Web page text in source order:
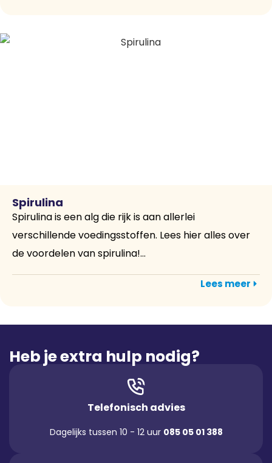
Spirulina
Spirulina is een alg die rijk is aan allerlei
verschillende voedingsstoffen. Lees hier alles over
de voordelen van spirulina!...
Lees meer
Heb je extra hulp nodig?
Telefonisch advies
Dagelijks tussen 10 - 12 uur 085 05 01 388